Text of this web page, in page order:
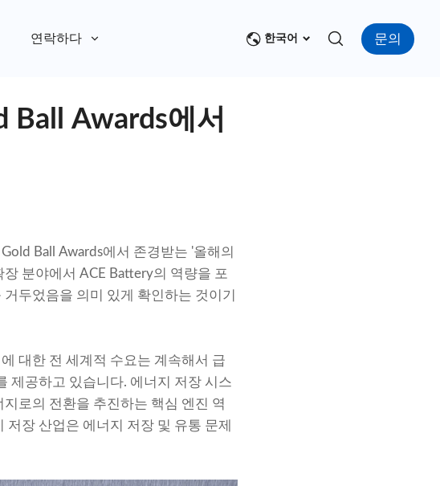
연락하다 한국어 문의
Ball Awards에서
Ball Awards에서 존경받는 '올해의
분야에서 ACE Battery의 역량을 포
두었음을 의미 있게 확인하는 것이기
대한 전 세계적 수요는 계속해서 급
제공하고 있습니다. 에너지 저장 시스
로의 전환을 추진하는 핵심 엔진 역
장 산업은 에너지 저장 및 유통 문제